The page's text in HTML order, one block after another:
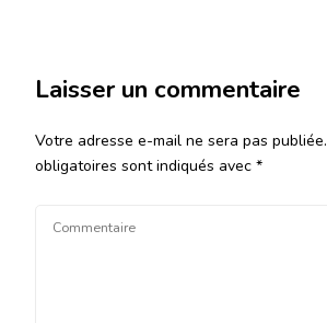
Laisser un commentaire
Votre adresse e-mail ne sera pas publiée.
obligatoires sont indiqués avec *